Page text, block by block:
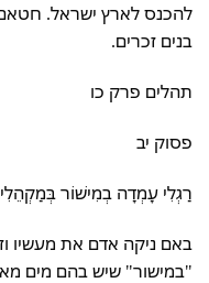
להכנס לארץ ישראל.
בנים זכרים.
תהלים פרק כו
פסוק יב
רַגְלִי עָמְדָה בְמִישׁוֹר
באם ניקה אדם את מעשיו
"במישור" שיש בהם מים